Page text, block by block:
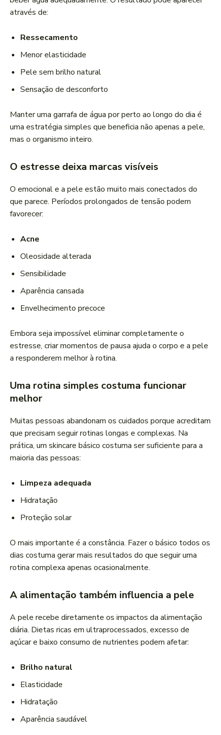
através de:
Ressecamento
Menor elasticidade
Pele sem brilho natural
Sensação de desconforto
Manter uma garrafa de água por perto ao longo do dia é
uma estratégia simples que beneficia não apenas a pele,
mas o organismo inteiro.
O estresse deixa marcas visíveis
O emocional e a pele estão muito mais conectados do
que parece. Períodos prolongados de tensão podem
favorecer:
Acne
Oleosidade alterada
Sensibilidade
Aparência cansada
Envelhecimento precoce
Embora seja impossível eliminar completamente o
estresse, criar momentos de pausa ajuda o corpo e a pele
a responderem melhor à rotina.
Uma rotina simples costuma funcionar
melhor
Muitas pessoas abandonam os cuidados porque acreditam
que precisam seguir rotinas longas e complexas. Na
prática, um skincare básico costuma ser suficiente para a
maioria das pessoas:
Limpeza adequada
Hidratação
Proteção solar
O mais importante é a constância. Fazer o básico todos os
dias costuma gerar mais resultados do que seguir uma
rotina complexa apenas ocasionalmente.
A alimentação também influencia a pele
A pele recebe diretamente os impactos da alimentação
diária. Dietas ricas em ultraprocessados, excesso de
açúcar e baixo consumo de nutrientes podem afetar:
Brilho natural
Elasticidade
Hidratação
Aparência saudável